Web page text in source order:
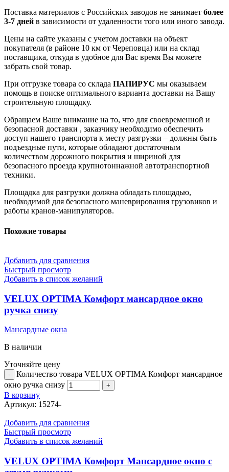
Поставка материалов с Российских заводов не занимает более
3-7 дней в зависимости от удаленности того или иного завода.
Цены на сайте указаны с учетом доставки на объект
покупателя (в районе 10 км от Череповца) или на склад
поставщика, откуда в удобное для Вас время Вы можете
забрать свой товар.
При отгрузке товара со склада ПАПИРУС мы оказываем
помощь в поиске оптимального варианта доставки на Вашу
строительную площадку.
Обращаем Ваше внимание на то, что для своевременной и
безопасной доставки , заказчику необходимо обеспечить
доступ нашего транспорта к месту разгрузки – должны быть
подъездные пути, которые обладают достаточным
количеством дорожного покрытия и шириной для
безопасного проезда крупнотоннажной автотранспортной
техники.
Площадка для разгрузки должна обладать площадью,
необходимой для безопасного маневрирования грузовиков и
работы кранов-манипуляторов.
Похожие товары
Добавить для сравнения
Быстрый просмотр
Добавить в список желаний
VELUX OPTIMA Комфорт мансардное окно
ручка снизу
Мансардные окна
В наличии
Уточняйте цену
Количество товара VELUX OPTIMA Комфорт мансардное
окно ручка снизу
В корзину
Артикул: 15274-
Добавить для сравнения
Быстрый просмотр
Добавить в список желаний
VELUX OPTIMA Комфорт Мансардное окно с